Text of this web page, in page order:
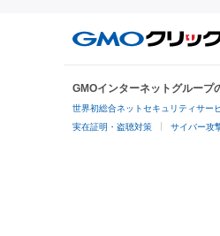
GMOインターネットグループ
世界初総合ネットセキュリティサー
実在証明・盗聴対策 サイバー攻